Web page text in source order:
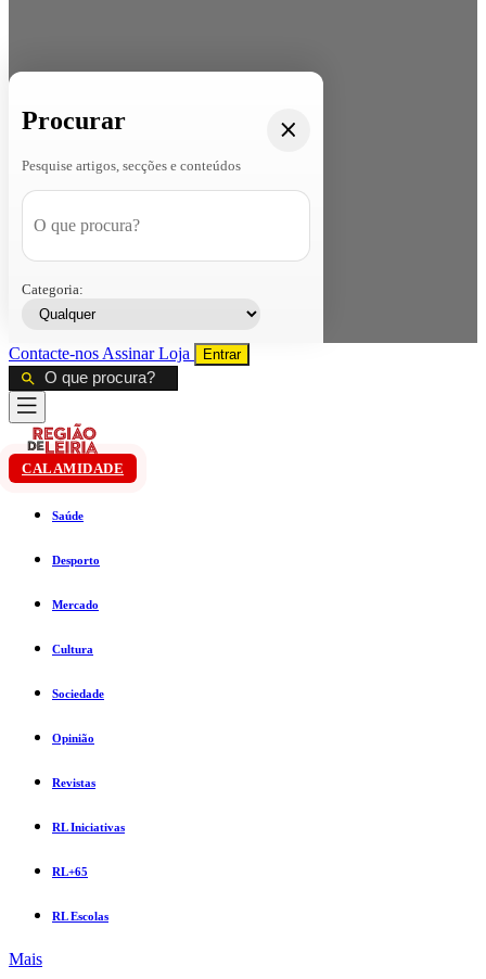
Procurar
Pesquise artigos, secções e conteúdos
Categoria:
Contacte-nos AssinarLoja Entrar
CALAMIDADE
Saúde
Desporto
Mercado
Cultura
Sociedade
Opinião
Revistas
RL Iniciativas
RL+65
RL Escolas
Mais